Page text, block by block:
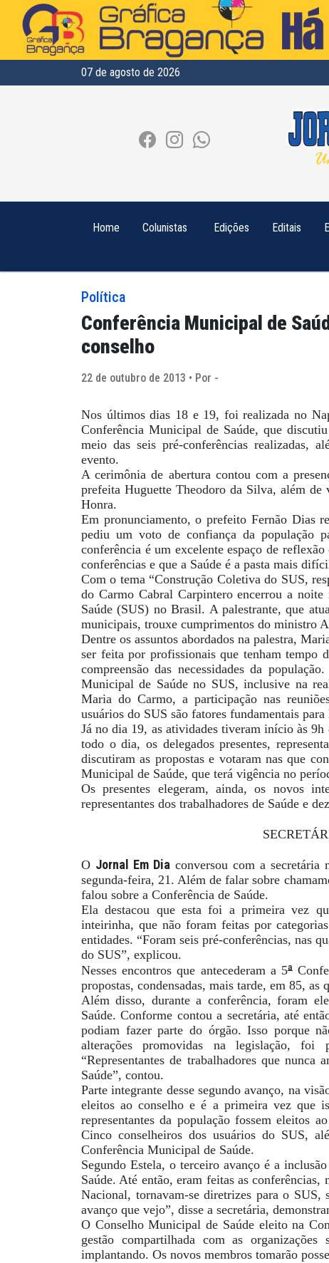
07 de agosto de 2026
Home Colunistas Edições Editais
Política
Conferência Municipal de
conselho
22 de outubro de 2013 • Por -
Nos últimos dias 18 e 19, foi realizada no
Conferência Municipal de Saúde, que
meio das seis pré-conferências realizadas,
evento.
A cerimônia de abertura contou com a
prefeita Huguette Theodoro da Silva, além de
Honra.
Em pronunciamento, o prefeito Fernão Dias
pediu um voto de confiança da população
conferência é um excelente espaço de
conferências e que a Saúde é a pasta mais
Com o tema “Construção Coletiva do SUS,
do Carmo Cabral Carpintero encerrou a
Saúde (SUS) no Brasil. A palestrante, que
municipais, trouxe cumprimentos do ministro
Dentre os assuntos abordados na palestra,
ser feita por profissionais que tenham tempo
compreensão das necessidades da
Municipal de Saúde no SUS, inclusive na
Maria do Carmo, a participação nas
usuários do SUS são fatores fundamentais
Já no dia 19, as atividades tiveram início às
todo o dia, os delegados presentes,
discutiram as propostas e votaram nas que
Municipal de Saúde, que terá vigência no
Os presentes elegeram, ainda, os novos
representantes dos trabalhadores de Saúde e
O Jornal Em Dia conversou com a secretária
segunda-feira, 21. Além de falar sobre
falou sobre a Conferência de Saúde.
Ela destacou que esta foi a primeira vez
inteirinha, que não foram feitas por
entidades. “Foram seis pré-conferências, nas
do SUS”, explicou.
Nesses encontros que antecederam a 5ª
propostas, condensadas, mais tarde, em 85,
Além disso, durante a conferência, foram
Saúde. Conforme contou a secretária, até
podiam fazer parte do órgão. Isso porque
alterações promovidas na legislação, foi
“Representantes de trabalhadores que
Saúde”, contou.
Parte integrante desse segundo avanço, na
eleitos ao conselho e é a primeira vez que
representantes da população fossem eleitos
Cinco conselheiros dos usuários do SUS,
Conferência Municipal de Saúde.
Segundo Estela, o terceiro avanço é a
Saúde. Até então, eram feitas as conferências,
Nacional, tornavam-se diretrizes para o SUS,
avanço que vejo”, disse a secretária,
O Conselho Municipal de Saúde eleito na
gestão compartilhada com as
implantando. Os novos membros tomarão